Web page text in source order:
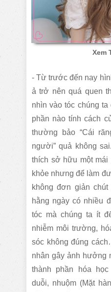
Xem
- Từ trước đến nay
ả trở nên quá quen
nhìn vào tóc chúng
phần nào tính cách
thường bảo “Cái
người” quả không
thích sở hữu một mái
khỏe nhưng để làm
không đơn giản
hằng ngày có nhiều
tóc mà chúng ta ít
nhiễm môi trường,
sóc không đúng
nhân gây ảnh hưởng
thành phần hóa
duỗi, nhuộm (Mặt